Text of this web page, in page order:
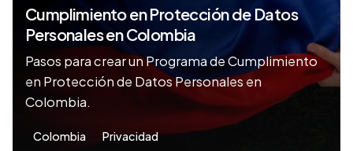
Cumplimiento en Protección de Datos
Personales en Colombia
Pasos para crear un Programa de Cumplimiento
en Protección de Datos Personales en
Colombia.
Colombia Privacidad